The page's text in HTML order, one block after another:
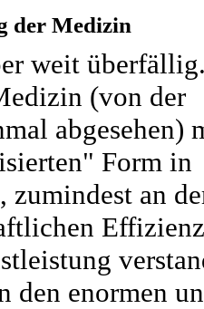
der Medizin
weit
(von der
abgesehen)
Form in
zumindest an
Effizienz
den enormen